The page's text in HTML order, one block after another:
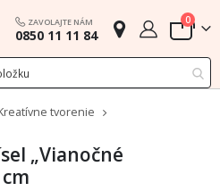
ZAVOLAJTE NÁM
0850 11 11 84 Cart
0
tvorenie
„Vianočné